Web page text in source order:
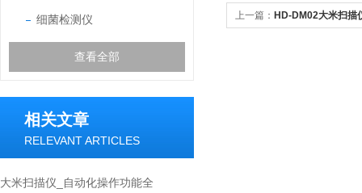
细菌检测仪
查看全部
相关文章
RELEVANT ARTICLES
大米扫描仪_自动化操作功能全
上一篇： HD-DM02大米扫描